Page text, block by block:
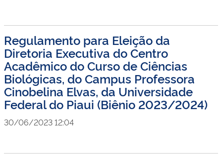
Regulamento para Eleição da
Diretoria Executiva do Centro
Acadêmico do Curso de Ciências
Biológicas, do Campus Professora
Cinobelina Elvas, da Universidade
Federal do Piaui (Biênio 2023/2024)
30/06/2023 12:04